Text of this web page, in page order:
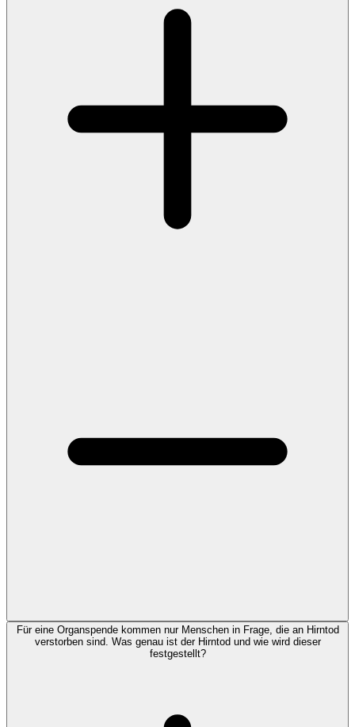
Für eine Organspende kommen nur Menschen in Frage, die an Hirntod
verstorben sind. Was genau ist der Hirntod und wie wird dieser
festgestellt?